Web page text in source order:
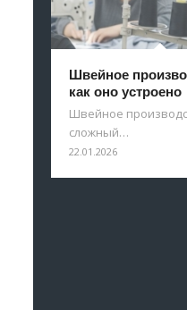
Швейное
как оно устроено
Швейное
сложный…
22.01.2026